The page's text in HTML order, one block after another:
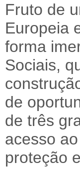
Fruto de
Europeia
forma
Sociais,
de
de três
acesso
proteção